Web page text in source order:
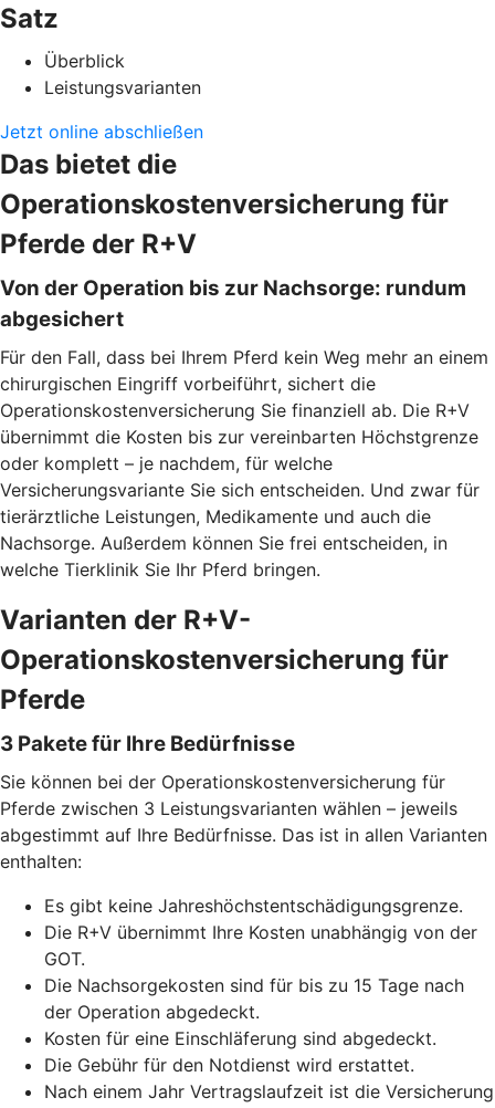
Satz
Überblick
Leistungsvarianten
Jetzt online abschließen
Das bietet die
Operationskostenversicherung für
Pferde der R+V
Von der Operation bis zur Nachsorge: rundum
abgesichert
Für den Fall, dass bei Ihrem Pferd kein Weg mehr an einem
chirurgischen Eingriff vorbeiführt, sichert die
Operationskostenversicherung Sie finanziell ab. Die R+V
übernimmt die Kosten bis zur vereinbarten Höchstgrenze
oder komplett – je nachdem, für welche
Versicherungsvariante Sie sich entscheiden. Und zwar für
tierärztliche Leistungen, Medikamente und auch die
Nachsorge. Außerdem können Sie frei entscheiden, in
welche Tierklinik Sie Ihr Pferd bringen.
Varianten der R+V-
Operationskostenversicherung für
Pferde
3 Pakete für Ihre Bedürfnisse
Sie können bei der Operationskostenversicherung für
Pferde zwischen 3 Leistungsvarianten wählen – jeweils
abgestimmt auf Ihre Bedürfnisse. Das ist in allen Varianten
enthalten:
Es gibt keine Jahreshöchstentschädigungsgrenze.
Die R+V übernimmt Ihre Kosten unabhängig von der
GOT.
Die Nachsorgekosten sind für bis zu 15 Tage nach
der Operation abgedeckt.
Kosten für eine Einschläferung sind abgedeckt.
Die Gebühr für den Notdienst wird erstattet.
Nach einem Jahr Vertragslaufzeit ist die Versicherung